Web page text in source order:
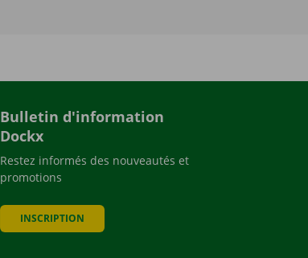
Bulletin d'information
Dockx
Restez informés des nouveautés et
promotions
INSCRIPTION